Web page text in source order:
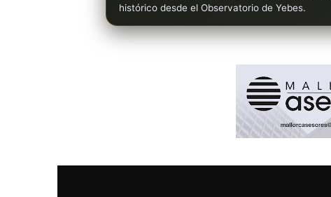
histórico desde el Observatorio de Yebes.